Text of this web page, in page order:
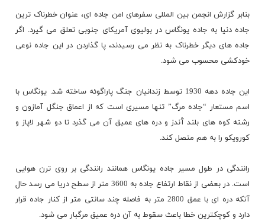
بنابر گزارش انجمن بین المللی سفرهای امن جاده ای، عنوان خطرناک ترین
جاده دنیا به جاده یونگاس در بولیوی آمریکای جنوبی تعلق می گیرد. اگر
جاده های دیگرخطرناک به نظر می رسیدند، پا گذاردن در این جاده نوعی
خودکشی محسوب می شود.
این جاده دهه 1930 توسط زندانیان جنگ پاراگوئه ساخته شد. یونگاس با
اسم مستعار “جاده مرگ” تنها مسیری است که از اعماق جنگل آمازون و
رشته کوه های بلند آَندز و دره های عمیق آن می گذرد تا دو شهر لاپاز و
کورویکو را به هم متصل کند.
رانندگی در طول مسیر جاده یونگاس همانند رانندگی بر روی ترن هوایی
است. در بعضی از نقاط ارتفاع جاده به 3600 متر از سطح دریا می رسد حال
آنکه دره ای با عمق 2800 متر به فاصله چند سانتی متر از کنار جاده قرار
دارد و کوچکترین خطا باعث سقوط به آن دره عمیق مرگبار می شود.